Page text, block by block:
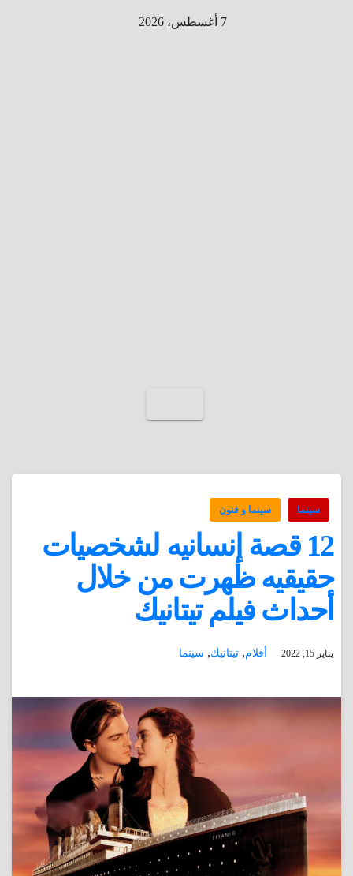
7 أغسطس، 2026
سينما سينما و فنون
12 قصة إنسانيه لشخصيات
حقيقيه ظهرت من خلال
أحداث فيلم تيتانيك
يناير 15, 2022 أفلام, تيتانيك, سينما